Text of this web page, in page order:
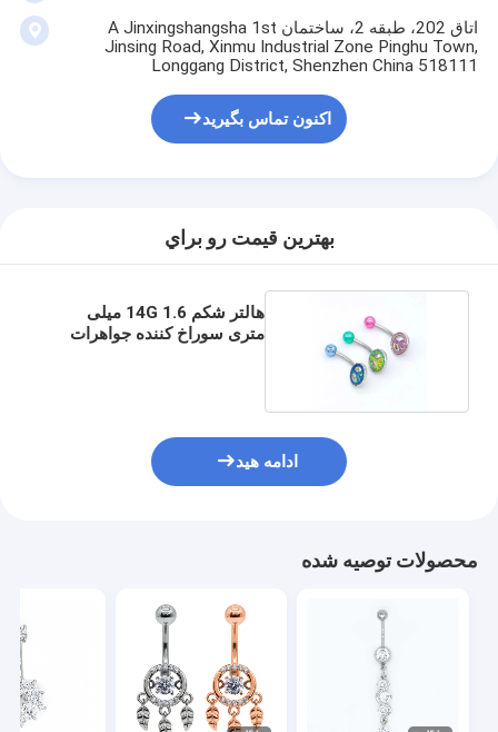
اتاق 202، طبقه 2، ساختمان A Jinxingshangsha 1st
Jinsing Road, Xinmu Industrial Zone Pinghu Town,
Longgang District, Shenzhen China 518111
اکنون تماس بگیرید
بهترين قيمت رو براي
هالتر شکم 14G 1.6 میلی
متری سوراخ کننده جواهرات
ادامه هید
محصولات توصیه شده